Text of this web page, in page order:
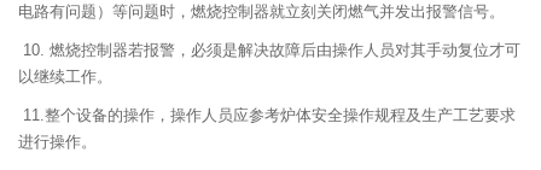
电路有问题）等问题时，燃烧控制器就立刻关闭燃气并发出报警信号。
10. 燃烧控制器若报警，必须是解决故障后由操作人员对其手动复位才可
以继续工作。
11.整个设备的操作，操作人员应参考炉体安全操作规程及生产工艺要求
进行操作。